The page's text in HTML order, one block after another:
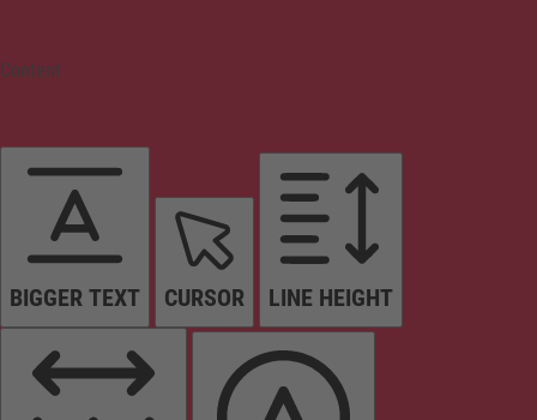
Content
BIGGER TEXT CURSOR LINE HEIGHT